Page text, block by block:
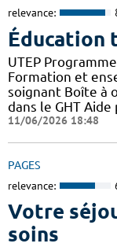
relevance:
Éducation
UTEP
Formation et
soignant Boîte à
dans le GHT
11/06/2026 18:48
PAGES
relevance:
Votre
soins